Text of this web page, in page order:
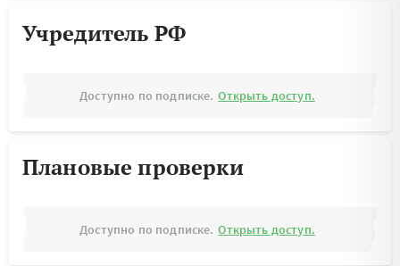
Учредитель РФ
Доступно по подписке. Открыть доступ.
Плановые проверки
Доступно по подписке. Открыть доступ.